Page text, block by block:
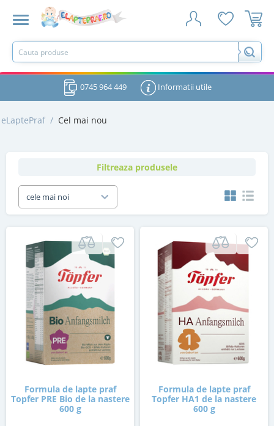
0745 964 449 Informatii utile
eLaptePraf / Cel mai nou
Filtreaza produsele
cele mai noi
Formula de lapte praf
Topfer PRE Bio de la nastere
600 g
Formula de lapte praf
Topfer HA1 de la nastere
600 g